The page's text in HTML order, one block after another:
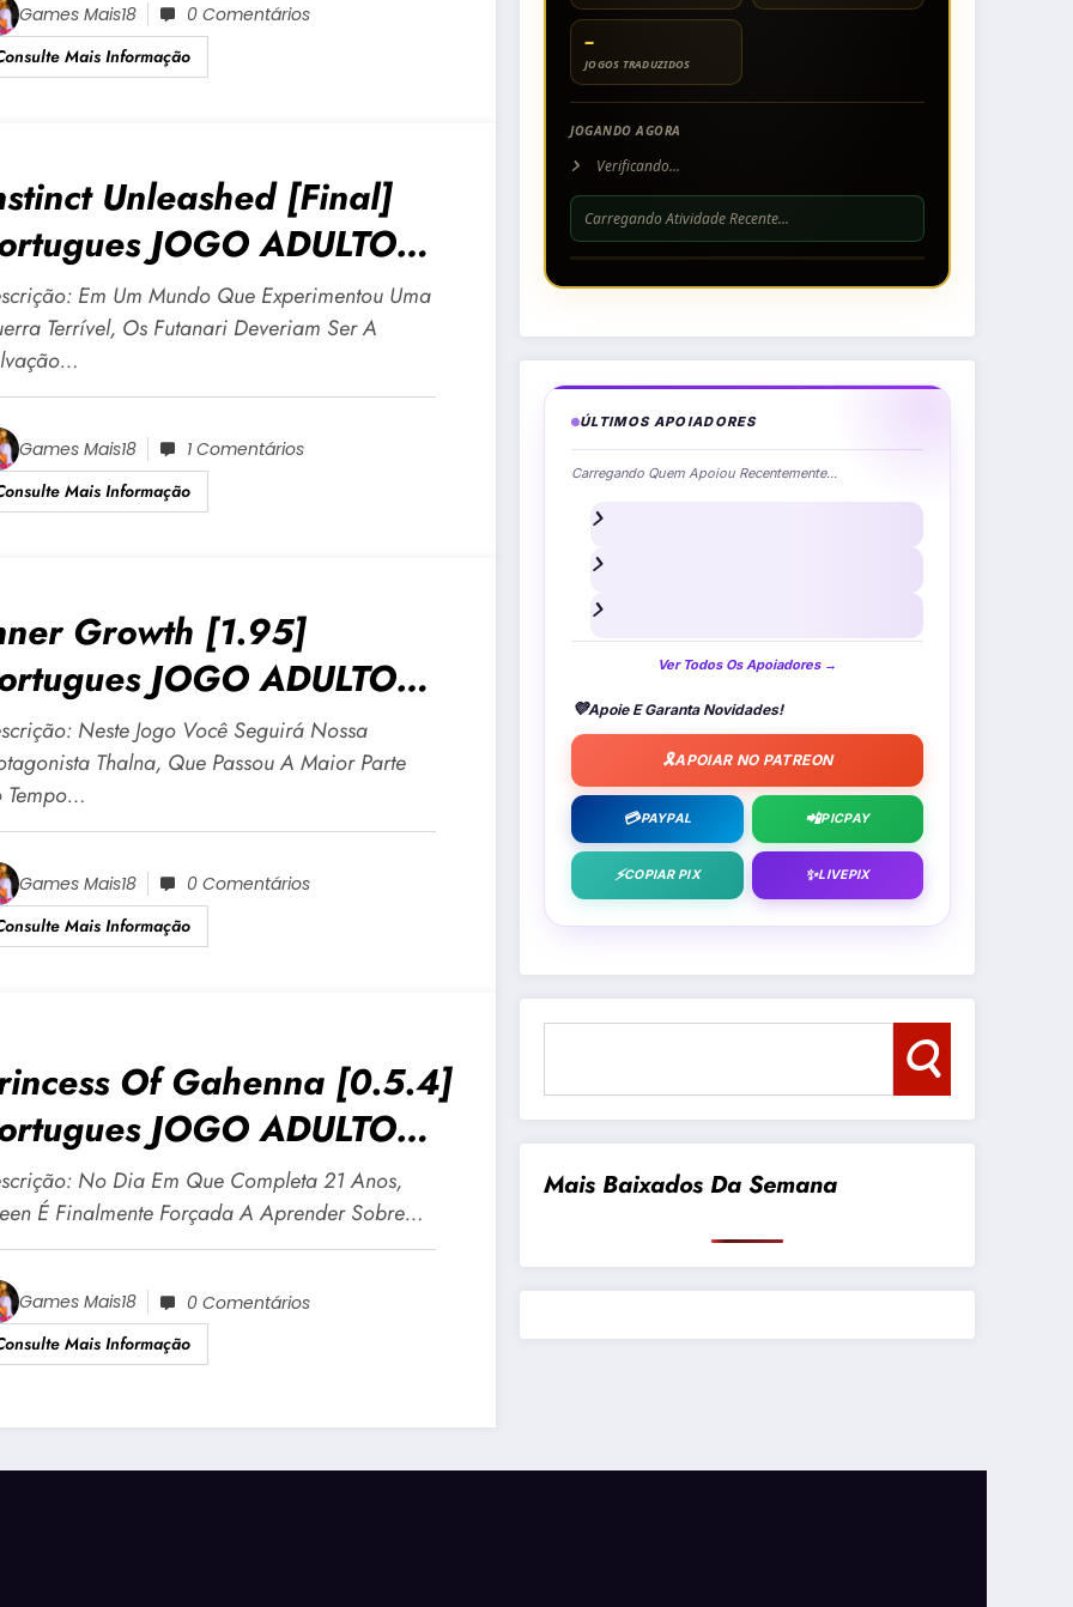
Games Mais18
0 Comentários
Mais Informação
Unleashed [Final]
JOGO ADULTO
Para Android E PC
Em Um Mundo Que Experimentou Uma
Terrível, Os Futanari Deveriam Ser A
Games Mais18
1 Comentários
Mais Informação
Growth [1.95]
JOGO ADULTO
Para Android E PC
Neste Jogo Você Seguirá Nossa
Thalna, Que Passou A Maior Parte
Tempo…
Games Mais18
0 Comentários
Mais Informação
Of Gahenna [0.5.4]
JOGO ADULTO
Para Android E PC
No Dia Em Que Completa 21 Anos,
É Finalmente Forçada A Aprender Sobre…
Games Mais18
0 Comentários
Mais Informação
–
JOGOS TRADUZIDOS
JOGANDO AGORA
Verificando...
Carregando Atividade Recente...
ÚLTIMOS APOIADORES
Carregando Quem Apoiou Recentemente...
Ver Todos Os Apoiadores →
💜Apoie E Garanta Novidades!
🎗️APOIAR NO PATREON
💳PAYPAL 📲PICPAY
⚡COPIAR PIX ✨LIVEPIX
Pesquisar
Mais Baixados Da Semana